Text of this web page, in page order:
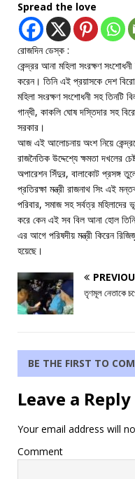
Spread the love
রোজদিন ডেস্ক :
কেন্দ্রর আনা মহিলা সংরক্ষণ
করেন। তিনি এই প্রয়াসকে দেশ
মহিলা সংরক্ষণ সংশোধনী সহ
গান্ধী, কাকলি ঘোষ দস্তিদার সহ
সরকার।
আজ এই আলোচনায় অংশ নিয়ে
রাজনৈতিক উদ্দেশ্যে ক্ষমতা দখলের
অপারেশন সিঁদুর, বালাকোট প্রসঙ্গ
প্রতিরক্ষা মন্ত্রী রাজনাথ সিং এই
পরিবার, সমাজ সহ সর্বত্র
করে কেন এই সব বিল আনা হোল
এর আগে পরিষদীয় মন্ত্রী কিরেন
হয়েছে।
তৃণমূল নেতাকে
BE THE FIRST TO
Leave a Reply
Your email address will
Comment